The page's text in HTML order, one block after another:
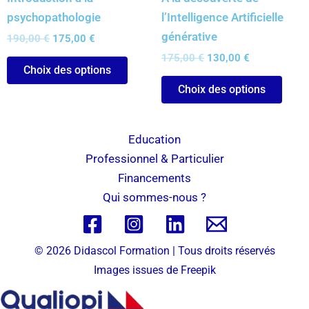
psychopathologie
190,00€ 175,00 €
Choix des options
produit
l’Intelligence Artificielle
générative
175,00€ 130,00 €
Choix des options
Education
Professionnel & Particulier
Financements
Qui sommes-nous ?
© 2026 Didascol Formation | Tous droits réservés
Images issues de Freepik